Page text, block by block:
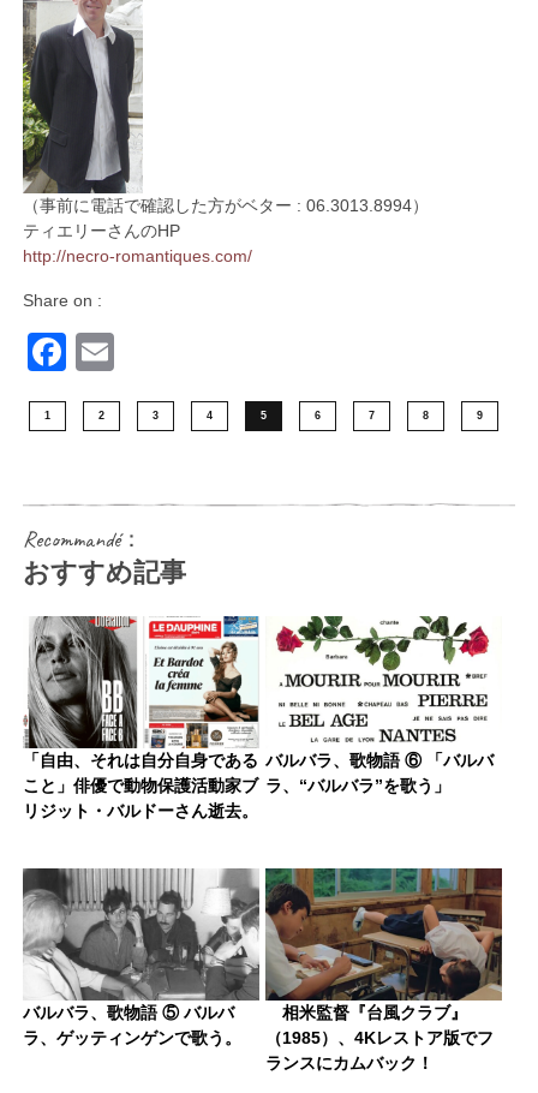
（事前に電話で確認した方がベター : 06.3013.8994）
ティエリーさんのHP
http://necro-romantiques.com/
Share on :
Facebook
1 2 3 4 5 6 7 8 9
Recommandé：
おすすめ記事
「自由、それは自分自身である
こと」俳優で動物保護活動家ブ
リジット・バルドーさん逝去。
バルバラ、歌物語 ⑥ 「バルバ
ラ、“バルバラ”を歌う」
バルバラ、歌物語 ⑤ バルバ
ラ、ゲッティンゲンで歌う。
相米監督『台風クラブ』
（1985）、4Kレストア版でフ
ランスにカムバック！